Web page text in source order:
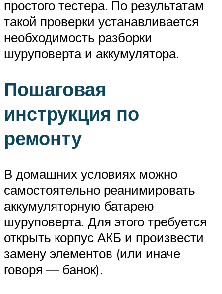
простого тестера. По результатам
такой проверки устанавливается
необходимость разборки
шуруповерта и аккумулятора.
Пошаговая
инструкция по
ремонту
В домашних условиях можно
самостоятельно реанимировать
аккумуляторную батарею
шуруповерта. Для этого требуется
открыть корпус АКБ и произвести
замену элементов (или иначе
говоря — банок).